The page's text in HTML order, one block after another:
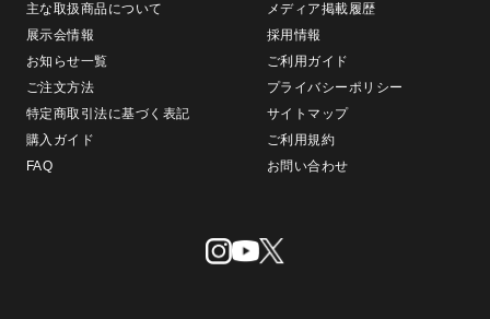
主な取扱商品について
メディア掲載履歴
展示会情報
採用情報
お知らせ一覧
ご利用ガイド
ご注文方法
プライバシーポリシー
特定商取引法に基づく表記
サイトマップ
購入ガイド
ご利用規約
FAQ
お問い合わせ